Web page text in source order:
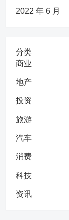
2022 年 6 月
分类
商业
地产
投资
旅游
汽车
消费
科技
资讯